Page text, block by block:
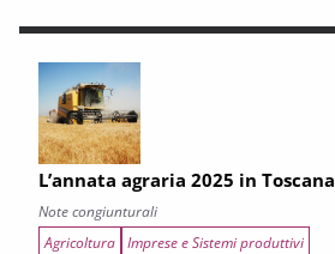
L’annata agraria 2025 in Toscana
Note congiunturali
Agricoltura Imprese e Sistemi produttivi